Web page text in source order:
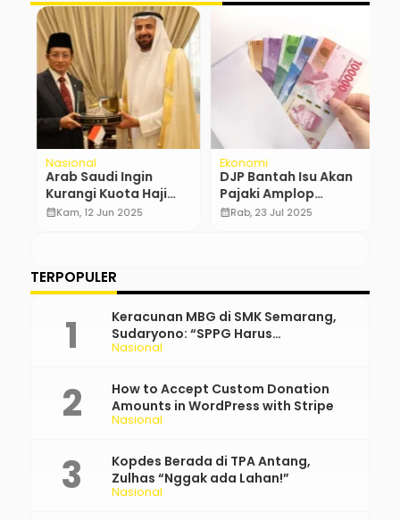
Nasional
Arab Saudi Ingin
Kurangi Kuota Haji
Indonesia 2026
calendar_monthKam, 12 Jun 2025
Ekonomi
DJP Bantah Isu Akan
Pajaki Amplop
Kondangan
calendar_monthRab, 23 Jul 2025
TERPOPULER
Nasional
Keracunan MBG di SMK Semarang,
Sudaryono: “SPPG Harus
Bertanggung Jawab!”
Nasional
How to Accept Custom Donation
Amounts in WordPress with Stripe
Nasional
Kopdes Berada di TPA Antang,
Zulhas “Nggak ada Lahan!”